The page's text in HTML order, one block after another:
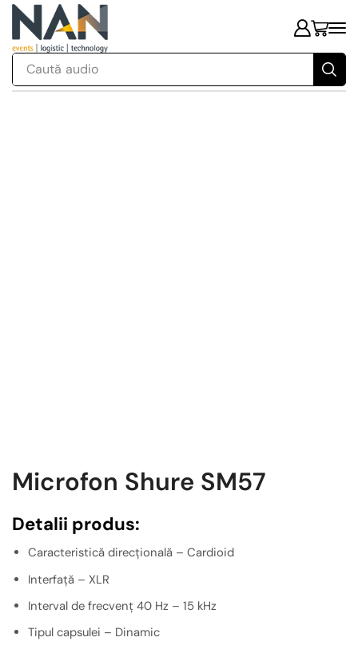
Caută audio
Microfon Shure SM57
Detalii produs:
Caracteristică direcțională – Cardioid
Interfață – XLR
Interval de frecvenț 40 Hz – 15 kHz
Tipul capsulei – Dinamic